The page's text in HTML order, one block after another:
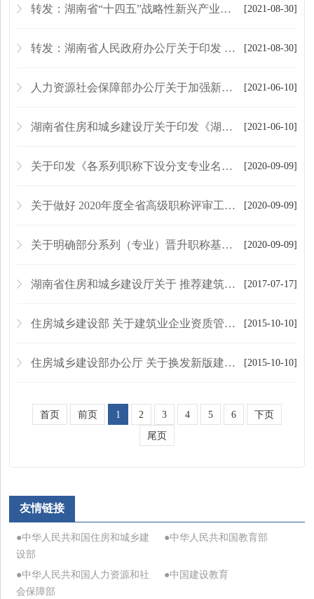
[2021-08-30]
转发：湖南省“十四五”战略性新兴产业发展规划
[2021-08-30]
转发：湖南省人民政府办公厅关于印发 《湖南省“十四五”教育事业发展规划》的通知
[2021-06-10]
人力资源社会保障部办公厅关于加强新职业培训工作的通知
[2021-06-10]
湖南省住房和城乡建设厅关于印发《湖南省建筑工程施工项目部和现场监理部关键岗位人员配备管理办法》的通知
[2020-09-09]
关于印发《各系列职称下设分支专业名称一览表》的通知
[2020-09-09]
关于做好 2020年度全省高级职称评审工作的通知
[2020-09-09]
关于明确部分系列（专业）晋升职称基层工作经历有关事项的的通知
[2017-07-17]
湖南省住房和城乡建设厅关于 推荐建筑工人职业培训考核机构和建筑施工 特种作业考核基地的通知
[2015-10-10]
住房城乡建设部 关于建筑业企业资质管理有关问题的通知
[2015-10-10]
住房城乡建设部办公厅 关于换发新版建筑业企业资质证书的通知
首页 前页 1 2 3 4 5 6
下页
尾页
友情链接
●中华人民共和国住房和城乡建
设部
●中华人民共和国教育部
●中华人民共和国人力资源和社
会保障部
●中国建设教育